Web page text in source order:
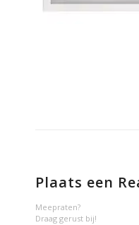
Plaats een
Meepraten?
Draag gerust bij!